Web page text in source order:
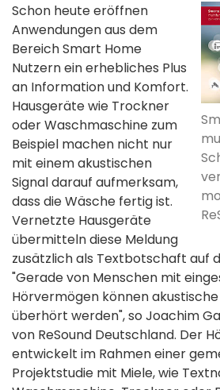
Schon heute eröffnen
Anwendungen aus dem
Bereich Smart Home
Nutzern ein erhebliches Plus
an Information und Komfort.
Hausgeräte wie Trockner
oder Waschmaschine zum
Beispiel machen nicht nur
mit einem akustischen
Signal darauf aufmerksam,
dass die Wäsche fertig ist.
Vernetzte Hausgeräte
übermitteln diese Meldung
zusätzlich als Textbotschaft auf
"Gerade von Menschen mit
Hörvermögen können
überhört werden", so Joachim
von ReSound Deutschland. Der
entwickelt im Rahmen einer
Projektstudie mit Miele, wie